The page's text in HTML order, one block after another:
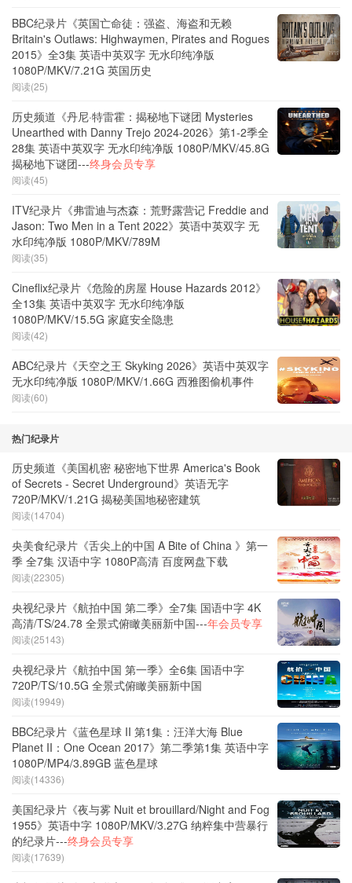
BBC纪录片《英国亡命徒：强盗、海盗和无赖
Britain's Outlaws: Highwaymen, Pirates and Rogues
2015》全3集 英语中英双字 无水印纯净版
1080P/MKV/7.21G 英国历史
阅读(25)
历史频道《丹尼·特雷霍：揭秘地下谜团 Mysteries
Unearthed with Danny Trejo 2024-2026》第1-2季全
28集 英语中英双字 无水印纯净版 1080P/MKV/45.8G
揭秘地下谜团---终身会员专享
阅读(45)
ITV纪录片《弗雷迪与杰森：荒野露营记 Freddie and
Jason: Two Men in a Tent 2022》英语中英双字 无
水印纯净版 1080P/MKV/789M
阅读(35)
Cineflix纪录片《危险的房屋 House Hazards 2012》
全13集 英语中英双字 无水印纯净版
1080P/MKV/15.5G 家庭安全隐患
阅读(42)
ABC纪录片《天空之王 Skyking 2026》英语中英双字
无水印纯净版 1080P/MKV/1.66G 西雅图偷机事件
阅读(60)
热门纪录片
历史频道《美国机密 秘密地下世界 America's Book
of Secrets - Secret Underground》英语无字
720P/MKV/1.21G 揭秘美国地秘密建筑
阅读(14704)
央美食纪录片《舌尖上的中国 A Bite of China 》第一
季 全7集 汉语中字 1080P高清 百度网盘下载
阅读(22305)
央视纪录片《航拍中国 第二季》全7集 国语中字 4K
高清/TS/24.78 全景式俯瞰美丽新中国---年会员专享
阅读(25143)
央视纪录片《航拍中国 第一季》全6集 国语中字
720P/TS/10.5G 全景式俯瞰美丽新中国
阅读(19949)
BBC纪录片《蓝色星球 II 第1集：汪洋大海 Blue
Planet II：One Ocean 2017》第二季第1集 英语中字
1080P/MP4/3.89GB 蓝色星球
阅读(14336)
美国纪录片《夜与雾 Nuit et brouillard/Night and Fog
1955》英语中字 1080P/MKV/3.27G 纳粹集中营暴行
的纪录片---终身会员专享
阅读(17639)